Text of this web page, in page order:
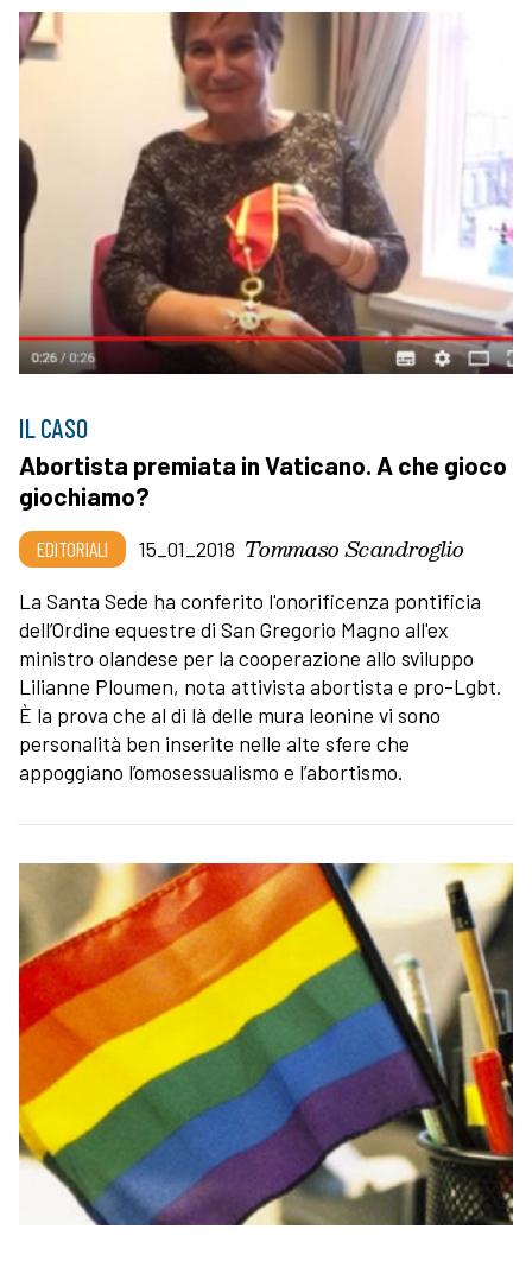
IL CASO
Abortista premiata in Vaticano. A che gioco
giochiamo?
EDITORIALI 15_01_2018 Tommaso Scandroglio
La Santa Sede ha conferito l'onorificenza pontificia
dell’Ordine equestre di San Gregorio Magno all'ex
ministro olandese per la cooperazione allo sviluppo
Lilianne Ploumen, nota attivista abortista e pro-Lgbt.
È la prova che al di là delle mura leonine vi sono
personalità ben inserite nelle alte sfere che
appoggiano l’omosessualismo e l’abortismo.